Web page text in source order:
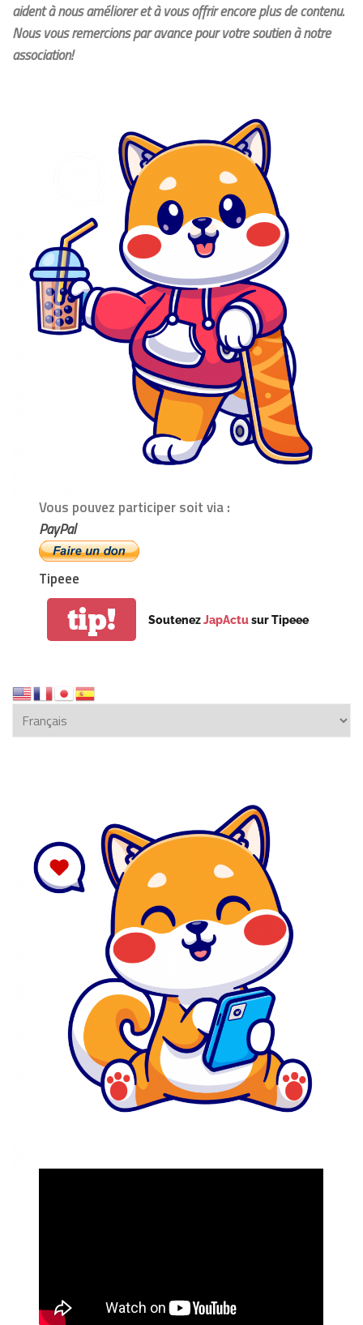
aident à nous améliorer et à vous offrir encore plus de contenu.
Nous vous remercions par avance pour votre soutien à notre
association!
Vous pouvez participer soit via :
PayPal
Tipeee
tip! SoutenezJapActusur Tipeee